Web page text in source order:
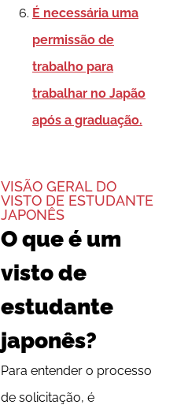
É necessária uma
permissão de
trabalho para
trabalhar no Japão
após a graduação.
VISÃO GERAL DO
VISTO DE ESTUDANTE
JAPONÊS
O que é um
visto de
estudante
japonês?
Para entender o processo
de solicitação, é